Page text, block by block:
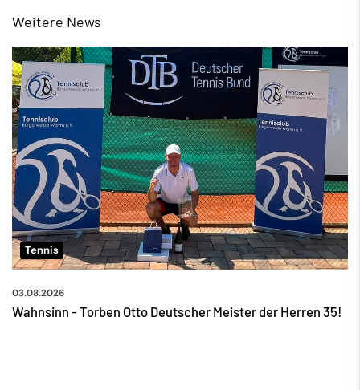
Weitere News
Tennis
03.08.2026
Wahnsinn - Torben Otto Deutscher Meister der Herren 35!